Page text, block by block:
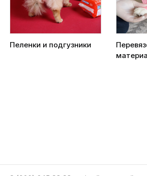
Пеленки и подгузники